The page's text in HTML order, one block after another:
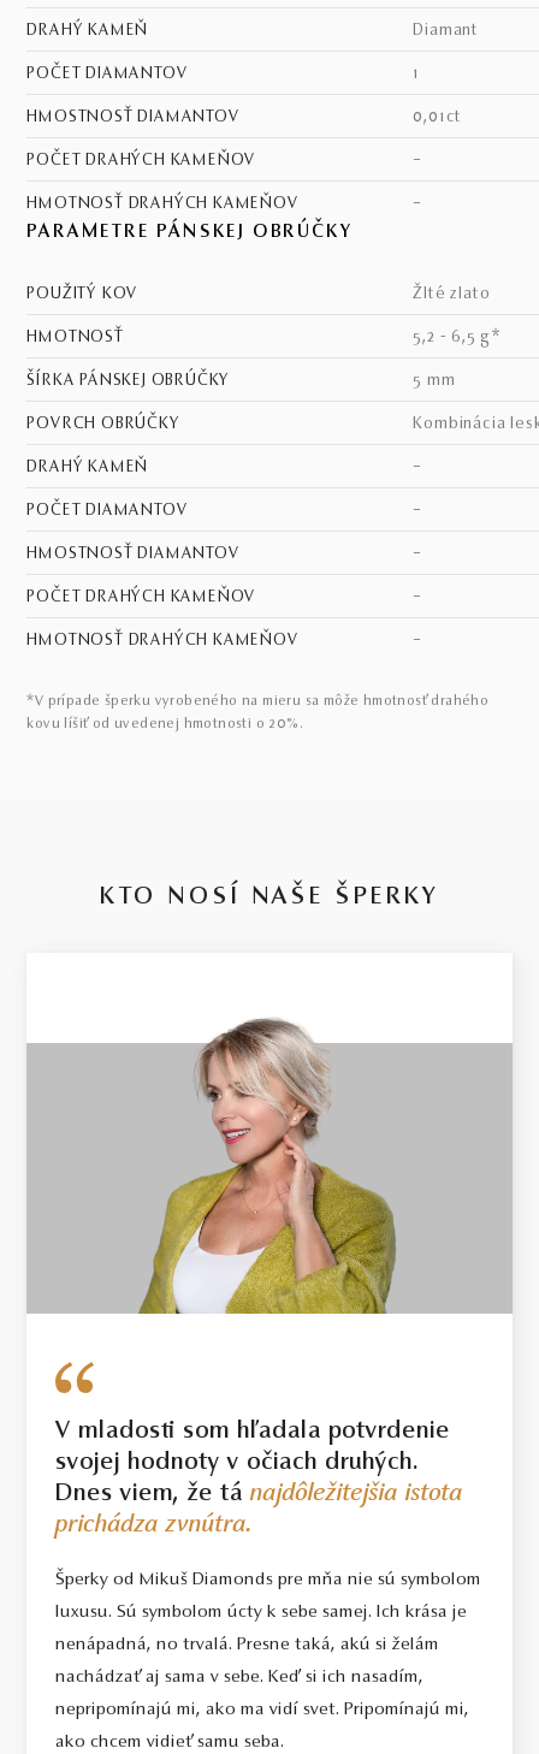
DRAHÝ KAMEŇ diamant
POČET DIAMANTOV 1
HMOSTNOSŤ DIAMANTOV 0,01ct
POČET DRAHÝCH KAMEŇOV –
HMOTNOSŤ DRAHÝCH KAMEŇOV –
PARAMETRE PÁNSKEJ OBRÚČKY
POUŽITÝ KOV žlté zlato
HMOTNOSŤ 5,2 - 6,5 g*
ŠÍRKA PÁNSKEJ OBRÚČKY 5 mm
POVRCH OBRÚČKY kombinácia
DRAHÝ KAMEŇ –
POČET DIAMANTOV –
HMOSTNOSŤ DIAMANTOV –
POČET DRAHÝCH KAMEŇOV –
HMOTNOSŤ DRAHÝCH KAMEŇOV –
*V prípade šperku vyrobeného na mieru sa môže hmotnosť drahého
kovu líšiť od uvedenej hmotnosti o 20%.
KTO NOSÍ NAŠE ŠPERKY
V mladosti som hľadala potvrdenie
svojej hodnoty v očiach druhých.
Dnes viem, že tánajdôležitejšia istota
prichádza zvnútra.
Šperky od Mikuš Diamonds pre mňa nie sú symbolom
luxusu. Sú symbolom úcty k sebe samej. Ich krása je
nenápadná, no trvalá. Presne taká, akú si želám
nachádzať aj sama v sebe. Keď si ich nasadím,
nepripomínajú mi, ako ma vidí svet. Pripomínajú mi,
ako chcem vidieť samu seba.